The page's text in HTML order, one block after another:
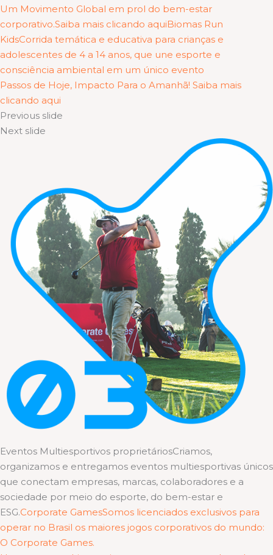
Um Movimento Global em prol do bem-estar
corporativo.Saiba mais clicando aquiBiomas Run
KidsCorrida temática e educativa para crianças e
adolescentes de 4 a 14 anos, que une esporte e
consciência ambiental em um único evento
Passos de Hoje, Impacto Para o Amanhã! Saiba mais
clicando aqui
Previous slide
Next slide
Eventos Multiesportivos proprietáriosCriamos,
organizamos e entregamos eventos multiesportivas únicos
que conectam empresas, marcas, colaboradores e a
sociedade por meio do esporte, do bem-estar e
ESG.Corporate GamesSomos licenciados exclusivos para
operar no Brasil os maiores jogos corporativos do mundo:
O Corporate Games.